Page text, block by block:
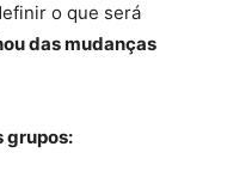
o que será
das mudanças
grupos: